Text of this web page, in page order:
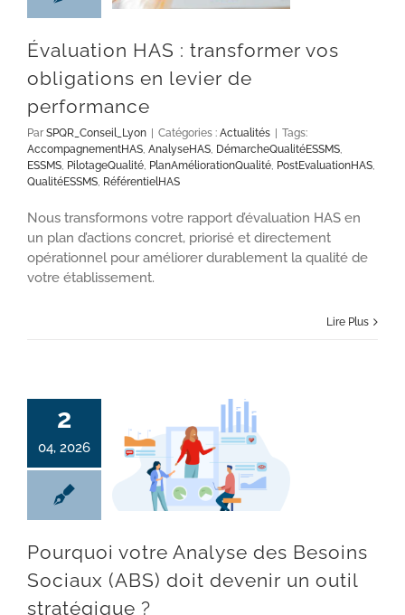
Évaluation HAS : transformer vos
obligations en levier de
performance
Par SPQR_Conseil_Lyon | Catégories : Actualités | Tags:
AccompagnementHAS, AnalyseHAS, DémarcheQualitéESSMS,
ESSMS, PilotageQualité, PlanAméliorationQualité, PostEvaluationHAS,
QualitéESSMS, RéférentielHAS
Nous transformons votre rapport d’évaluation HAS en
un plan d’actions concret, priorisé et directement
opérationnel pour améliorer durablement la qualité de
votre établissement.
Lire Plus
2
04, 2026
Pourquoi votre Analyse des Besoins
Sociaux (ABS) doit devenir un outil
stratégique ?